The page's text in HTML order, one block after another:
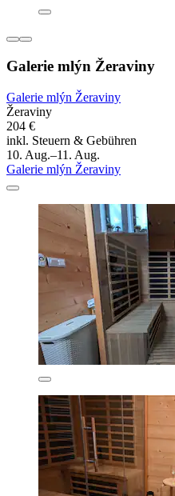
Galerie mlýn Žeraviny
Galerie mlýn Žeraviny
Žeraviny
204 €
inkl. Steuern & Gebühren
10. Aug.–11. Aug.
Galerie mlýn Žeraviny